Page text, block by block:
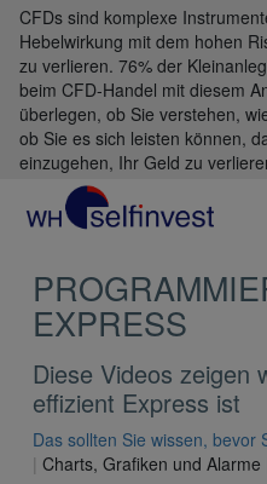
CFDs sind komplexe
Hebelwirkung mit dem hohen
zu verlieren. 76% der
beim CFD-Handel mit diesem
überlegen, ob Sie verstehen,
ob Sie es sich leisten können,
einzugehen, Ihr Geld zu
EXPRESS
Diese Videos zeigen
effizient Express ist
Das sollten Sie wissen, bevor
| Charts, Grafiken und Alarme